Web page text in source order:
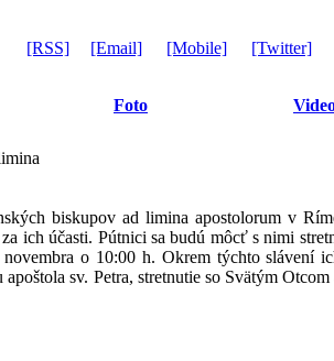
[RSS] [Email] [Mobile] [Twitter]
Foto
biskupov ad limina apostolorum v
ich účasti. Pútnici sa budú môcť s nimi
o 10:00 h. Okrem týchto slávení
sv. Petra, stretnutie so Svätým